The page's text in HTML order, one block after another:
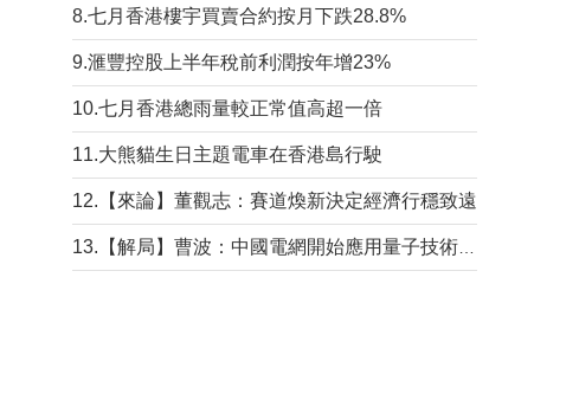
8.七月香港樓宇買賣合約按月下跌28.8%
9.滙豐控股上半年稅前利潤按年增23%
10.七月香港總雨量較正常值高超一倍
11.大熊貓生日主題電車在香港島行駛
12.【來論】董觀志：賽道煥新決定經濟行穩致遠